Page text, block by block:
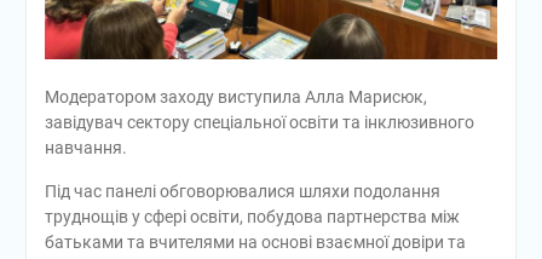
Модератором заходу виступила Алла Марисюк,
завідувач сектору спеціальної освіти та інклюзивного
навчання.
Під час панелі обговорювалися шляхи подолання
труднощів у сфері освіти, побудова партнерства між
батьками та вчителями на основі взаємної довіри та